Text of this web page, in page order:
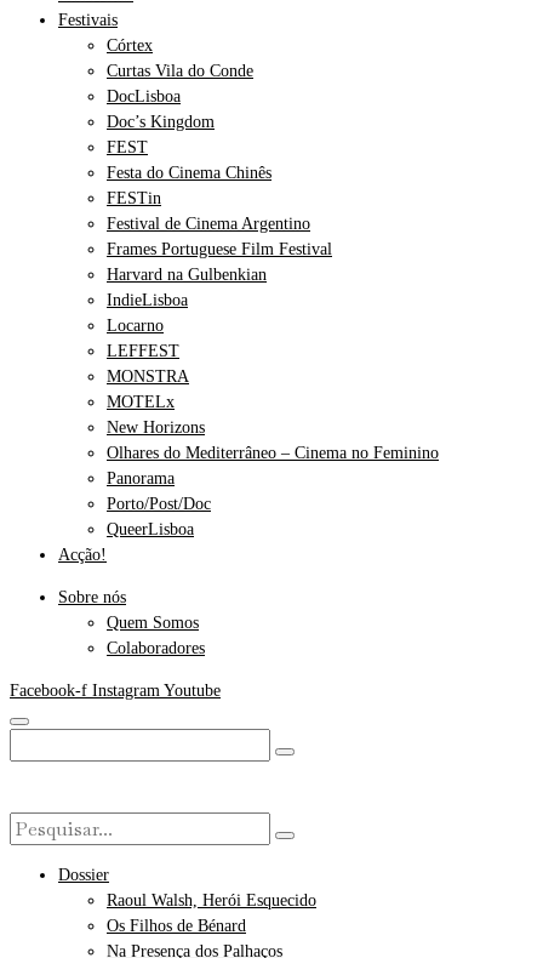
Festivais
Córtex
Curtas Vila do Conde
DocLisboa
Doc’s Kingdom
FEST
Festa do Cinema Chinês
FESTin
Festival de Cinema Argentino
Frames Portuguese Film Festival
Harvard na Gulbenkian
IndieLisboa
Locarno
LEFFEST
MONSTRA
MOTELx
New Horizons
Olhares do Mediterrâneo – Cinema no Feminino
Panorama
Porto/Post/Doc
QueerLisboa
Acção!
Sobre nós
Quem Somos
Colaboradores
Facebook-f Instagram Youtube
Dossier
Raoul Walsh, Herói Esquecido
Os Filhos de Bénard
Na Presença dos Palhaços